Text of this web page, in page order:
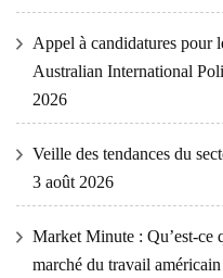
Appel à candidatures pour
Australian International
2026
Veille des tendances du
3 août 2026
Market Minute : Qu’est-ce
marché du travail américain